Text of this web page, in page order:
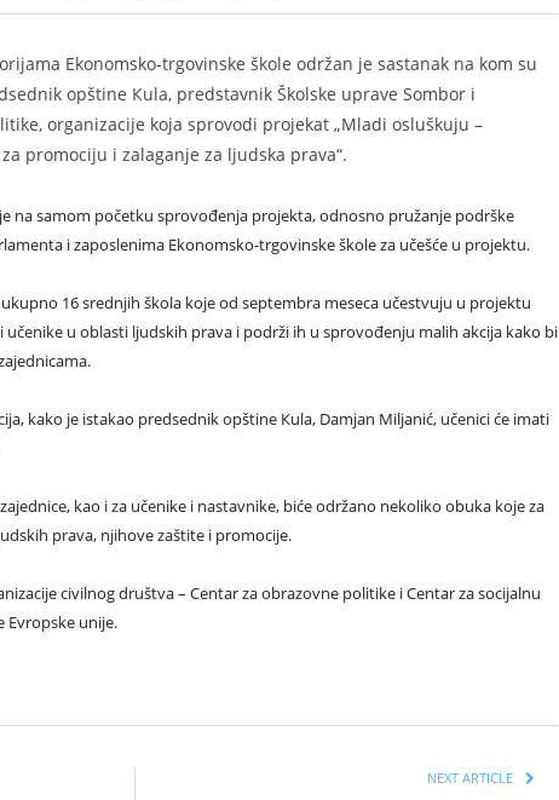
Ekonomsko-trgovinske škole održan je sastanak na kom su
opštine Кula, predstavnik Školske uprave Sombor i
organizacije koja sprovodi projekat „Mladi osluškuju –
promociju i zalaganje za ljudska prava“.
na samom početku sprovođenja projekta, odnosno pružanje podrške
i zaposlenima Ekonomsko-trgovinske škole za učešće u projektu.
16 srednjih škola koje od septembra meseca učestvuju u projektu
učenike u oblasti ljudskih prava i podrži ih u sprovođenju malih akcija kako bi
kako je istakao predsednik opštine Кula, Damjan Miljanić, učenici će imati
kao i za učenike i nastavnike, biće održano nekoliko obuka koje za
prava, njihove zaštite i promocije.
civilnog društva – Centar za obrazovne politike i Centar za socijalnu
Evropske unije.
NEXT ARTICLE